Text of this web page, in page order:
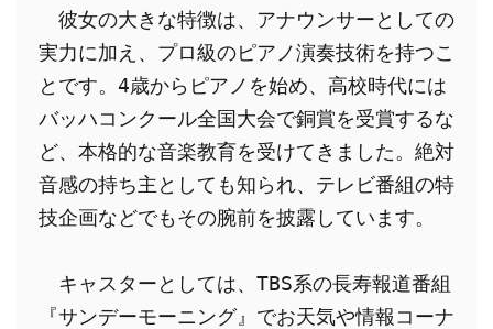
彼女の大きな特徴は、アナウンサーとしての
実力に加え、プロ級のピアノ演奏技術を持つこ
とです。4歳からピアノを始め、高校時代には
バッハコンクール全国大会で銅賞を受賞するな
ど、本格的な音楽教育を受けてきました。絶対
音感の持ち主としても知られ、テレビ番組の特
技企画などでもその腕前を披露しています。
キャスターとしては、TBS系の長寿報道番組
『サンデーモーニング』でお天気や情報コーナ